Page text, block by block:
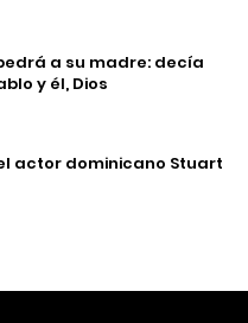
a su madre: decía
y él, Dios
actor dominicano Stuart